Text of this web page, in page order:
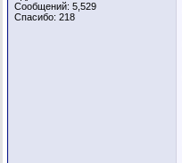
Сообщений: 5,529
Спасибо: 218